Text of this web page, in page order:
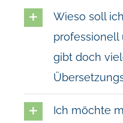
Wieso soll
professionell
gibt doch
Ich möchte